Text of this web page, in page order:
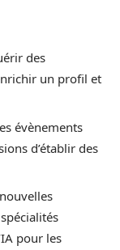
des
un profil et
évènements
d’établir des
pour les